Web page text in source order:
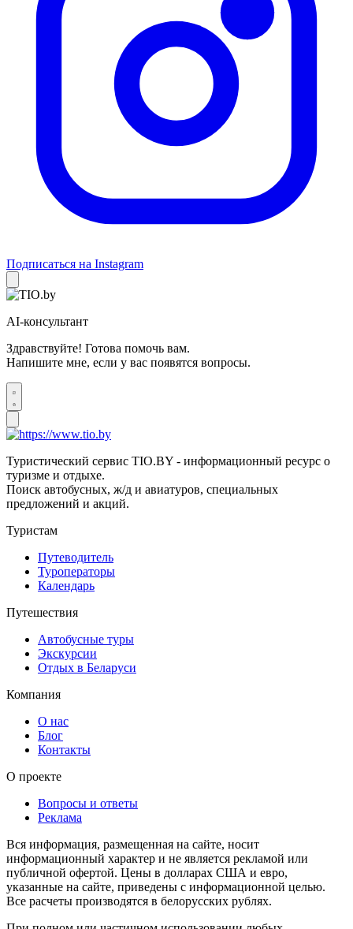
Подписаться на Instagram
AI-консультант
Здравствуйте! Готова помочь вам.
Напишите мне, если у вас появятся вопросы.
Туристический сервис TIO.BY - информационный ресурс о
туризме и отдыхе.
Поиск автобусных, ж/д и авиатуров, специальных
предложений и акций.
Туристам
Путеводитель
Туроператоры
Календарь
Путешествия
Автобусные туры
Экскурсии
Отдых в Беларуси
Компания
О нас
Блог
Контакты
О проекте
Вопросы и ответы
Реклама
Вся информация, размещенная на сайте, носит
информационный характер и не является рекламой или
публичной офертой. Цены в долларах США и евро,
указанные на сайте, приведены с информационной целью.
Все расчеты производятся в белорусских рублях.